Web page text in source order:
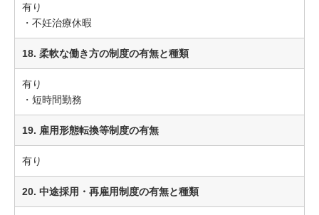
有り
・不妊治療休暇
18. 柔軟な働き方の制度の有無と種類
有り
・短時間勤務
19. 雇用形態転換等制度の有無
有り
20. 中途採用・再雇用制度の有無と種類